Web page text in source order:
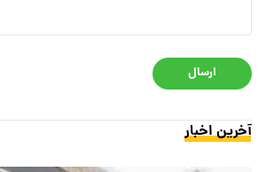
ارسال
آخرین اخبار